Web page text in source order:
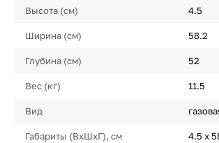
Высота (см) 4.5
Ширина (см) 58.2
Глубина (см) 52
Вес (кг) 11.5
Вид
Габариты (ВхШхГ), см 4.5 х